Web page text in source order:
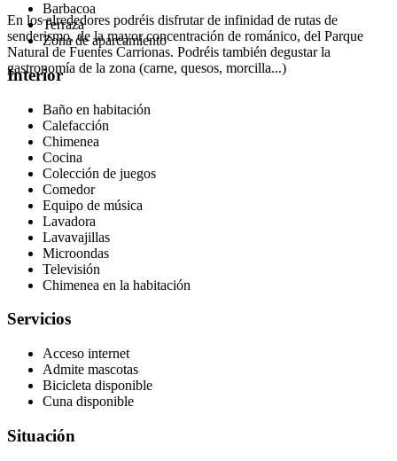
En los alrededores podréis disfrutar de infinidad de rutas de
senderismo, de la mayor concentración de románico, del Parque
Natural de Fuentes Carrionas. Podréis también degustar la
gastronomía de la zona (carne, quesos, morcilla...)
Barbacoa
Terraza
Zona de aparcamiento
Interior
Baño en habitación
Calefacción
Chimenea
Cocina
Colección de juegos
Comedor
Equipo de música
Lavadora
Lavavajillas
Microondas
Televisión
Chimenea en la habitación
Servicios
Acceso internet
Admite mascotas
Bicicleta disponible
Cuna disponible
Situación